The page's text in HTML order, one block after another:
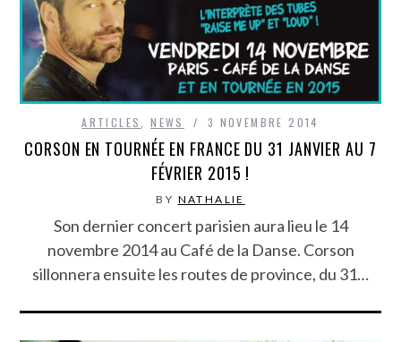
ARTICLES ,NEWS 3 NOVEMBRE 2014
CORSON EN TOURNÉE EN FRANCE DU 31 JANVIER AU 7
BY NATHALIE
Son dernier concert parisien aura lieu le 14
novembre 2014 au Café de la Danse. Corson
sillonnera ensuite les routes de province, du 31…